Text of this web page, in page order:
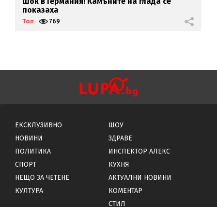
показаха
Топ 769
ЕКСКЛУЗИВНО
НОВИНИ
ПОЛИТИКА
СПОРТ
НЕЩО ЗА ЧЕТЕНЕ
КУЛТУРА
ШОУ
ЗДРАВЕ
ИНСПЕКТОР АЛЕКС
КУХНЯ
АКТУАЛНИ НОВИНИ
КОМЕНТАР
СТИЛ